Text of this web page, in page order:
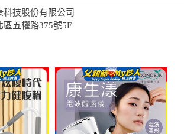
技股份有限公司
五權路375號5F